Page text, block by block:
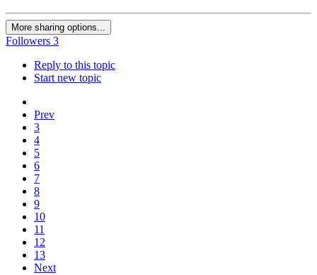
More sharing options...
Followers 3
Reply to this topic
Start new topic
Prev
3
4
5
6
7
8
9
10
11
12
13
Next